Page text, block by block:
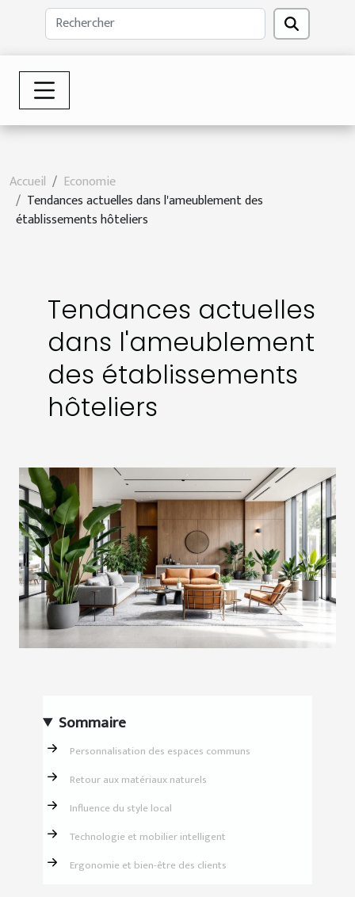
Accueil
Economie
Tendances actuelles dans l'ameublement des
établissements hôteliers
Tendances actuelles
dans l'ameublement
des établissements
hôteliers
Sommaire
Personnalisation des espaces communs
Retour aux matériaux naturels
Influence du style local
Technologie et mobilier intelligent
Ergonomie et bien-être des clients